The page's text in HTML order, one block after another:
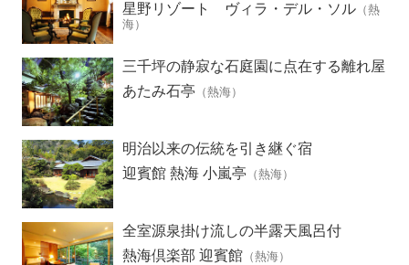
星野リゾート ヴィラ・デル・ソル （熱
海）
三千坪の静寂な石庭園に点在する離れ屋
あたみ石亭 （熱海）
明治以来の伝統を引き継ぐ宿
迎賓館 熱海 小嵐亭 （熱海）
全室源泉掛け流しの半露天風呂付
熱海倶楽部 迎賓館 （熱海）